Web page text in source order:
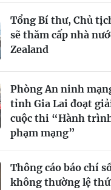
Tổng Bí thư, Chủ
sẽ thăm cấp nhà
Zealand
Phòng An ninh
tỉnh Gia Lai đoạt
cuộc thi “Hành
phạm mạng”
Thông cáo báo chí
không thường lệ thứ